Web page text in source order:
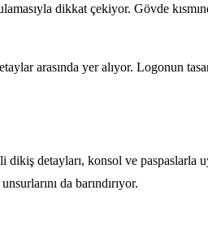
dikkat çekiyor. Gövde
arasında yer alıyor. Logonun
detayları, konsol ve paspaslarla
da barındırıyor.